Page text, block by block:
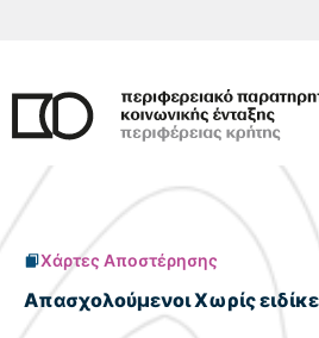
περιεχόμενο
Χάρτες Αποστέρησης
Απασχολούμενοι Χωρίς